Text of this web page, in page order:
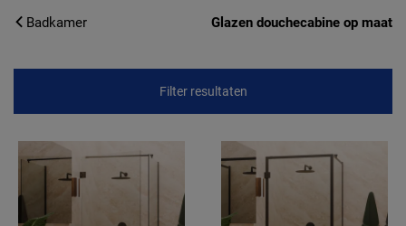
Badkamer Glazen douchecabine op maat
Filter resultaten